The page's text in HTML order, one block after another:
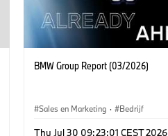
BMW Group Report (03/2026)
Sales en Marketing · Bedrijf
Thu Jul 30 09:23:01 CEST 2026